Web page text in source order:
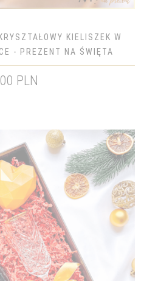
KIELISZEK W
- PREZENT NA ŚWIĘTA
PLN